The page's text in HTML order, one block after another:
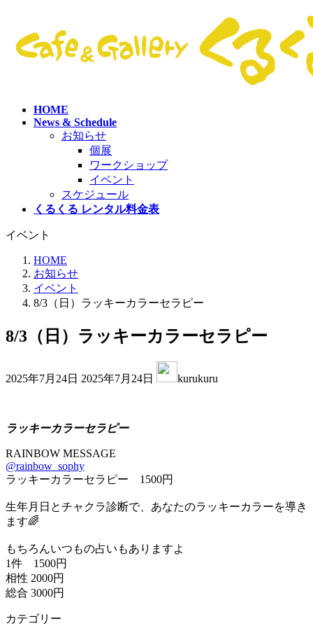
HOME
News & Schedule
お知らせ
個展
ワークショップ
イベント
スケジュール
くるくる レンタル料金表
イベント
HOME
お知らせ
イベント
8/3（日）ラッキーカラーセラピー
8/3（日）ラッキーカラーセラピー
2025年7月24日 終
日
:
2025年7月24日 kurukuru
ラッキーカラーセラピー
RAINBOW MESSAGE
@rainbow_sophy
ラッキーカラーセラピー 1500円
生年月日とチャクラ診断で、あなたのラッキーカラーを導き
ます🌈
もちろんいつもの占いもありますよ
1件 1500円
相性 2000円
総合 3000円
カテゴリー